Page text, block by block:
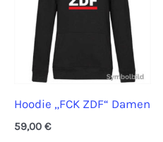
Hoodie „FCK ZDF“ Damen
59,00 €